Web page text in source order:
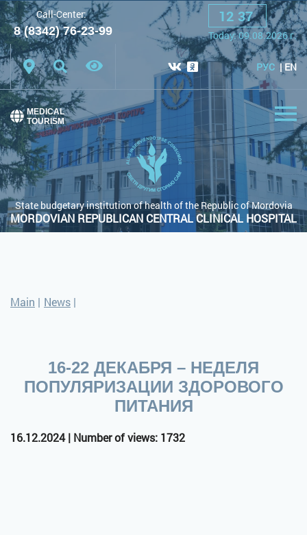
Font: A A A
Color scheme: White scheme Black scheme
Regular site
Call-Center:
8 (8342) 76-23-99
12:37
Today:09.08.2026г.
РУС EN
State budgetary institution of health of the Republic of Mordovia
MORDOVIAN REPUBLICAN CENTRAL CLINICAL HOSPITAL
MEDICAL
TOURISM
Main | News |
16-22 ДЕКАБРЯ – НЕДЕЛЯ
ПОПУЛЯРИЗАЦИИ ЗДОРОВОГО
ПИТАНИЯ
16.12.2024 | Number of views: 1732